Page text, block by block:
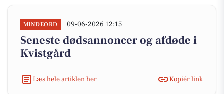
MINDEORD 09-06-2026 12:15
Seneste dødsannoncer og afdøde i
Kvistgård
Læs hele artiklen her Kopiér link